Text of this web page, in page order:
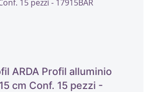
ARDA Profil alluminio
cm Conf. 15 pezzi -